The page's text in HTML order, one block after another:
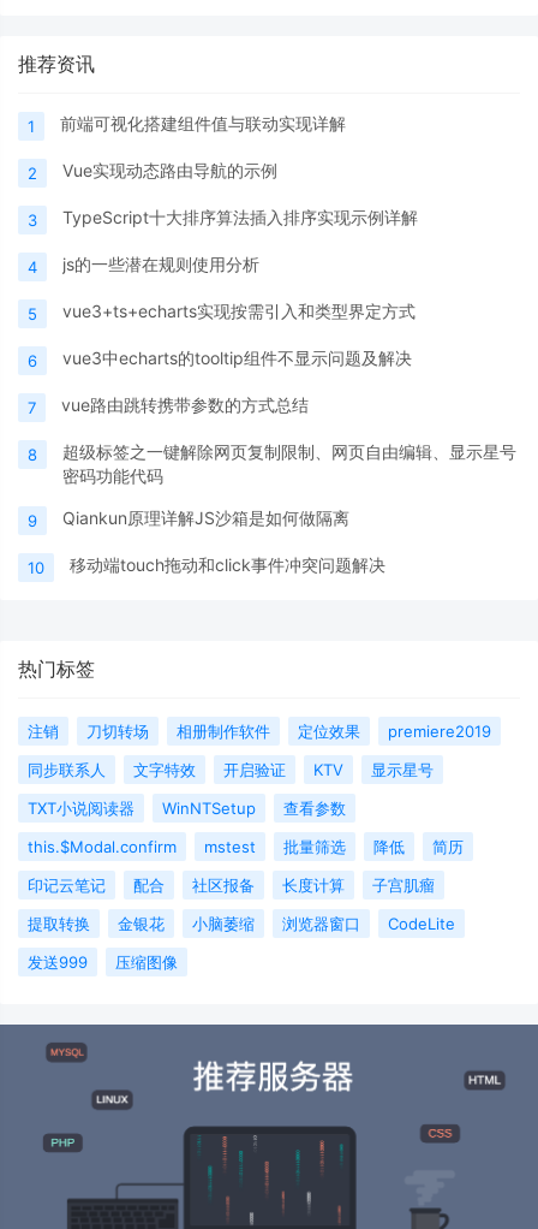
推荐资讯
1 前端可视化搭建组件值与联动实现详解
2 Vue实现动态路由导航的示例
3 TypeScript十大排序算法插入排序实现示例详解
4 js的一些潜在规则使用分析
5 vue3+ts+echarts实现按需引入和类型界定方式
6 vue3中echarts的tooltip组件不显示问题及解决
7 vue路由跳转携带参数的方式总结
8
超级标签之一键解除网页复制限制、网页自由编辑、显示星号
密码功能代码
9 Qiankun原理详解JS沙箱是如何做隔离
10 移动端touch拖动和click事件冲突问题解决
热门标签
注销 刀切转场 相册制作软件 定位效果
premiere2019
同步联系人
文字特效 开启验证 KTV
显示星号
TXT小说阅读器
WinNTSetup
查看参数
this.$Modal.confirm
mstest 批量筛选 降低
简历
印记云笔记
配合 社区报备 长度计算
子宫肌瘤
提取转换
金银花 小脑萎缩 浏览器窗口
CodeLite
发送999
压缩图像